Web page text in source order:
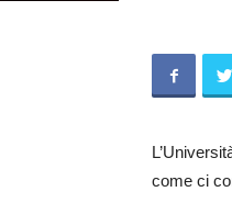
come ci